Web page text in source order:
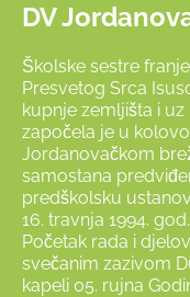
DV
Školske sestre
Presvetog Srca
kupnje zemljišta i
započela je u
Jordanovačkom
samostana
predškolsku
16. travnja 1994. god.
Početak rada i
svečanim zazivom
kapeli 05. rujna